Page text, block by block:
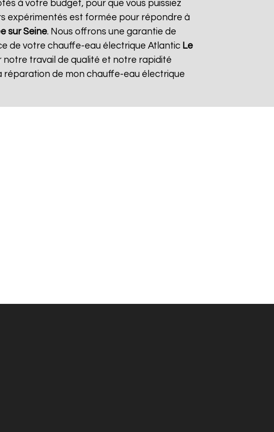
à votre budget, pour que vous puissiez
expérimentés est formée pour répondre à
sur Seine. Nous offrons une garantie de
de votre chauffe-eau électrique Atlantic Le
notre travail de qualité et notre rapidité
réparation de mon chauffe-eau électrique